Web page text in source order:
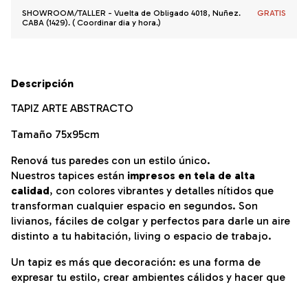
SHOWROOM/TALLER - Vuelta de Obligado 4018, Nuñez.
CABA (1429). ( Coordinar dia y hora.)
GRATIS
Descripción
TAPIZ ARTE ABSTRACTO
Tamaño 75x95cm
Renová tus paredes con un estilo único.
Nuestros tapices están impresos en tela de alta
calidad, con colores vibrantes y detalles nítidos que
transforman cualquier espacio en segundos. Son
livianos, fáciles de colgar y perfectos para darle un aire
distinto a tu habitación, living o espacio de trabajo.
Un tapiz es más que decoración: es una forma de
expresar tu estilo, crear ambientes cálidos y hacer que